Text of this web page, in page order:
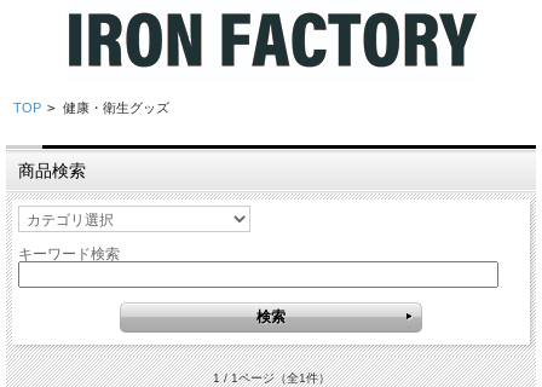
TOP > 健康・衛生グッズ
商品検索
キーワード検索
1 / 1ページ（全1件）